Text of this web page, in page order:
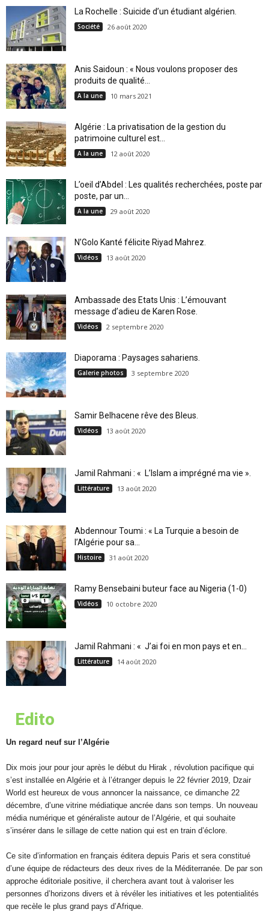
La Rochelle : Suicide d’un étudiant algérien.
Société 26 août 2020
Anis Saidoun : « Nous voulons proposer des
produits de qualité...
A la une 10 mars 2021
Algérie : La privatisation de la gestion du
patrimoine culturel est...
A la une 12 août 2020
L’oeil d’Abdel : Les qualités recherchées, poste par
poste, par un...
A la une 29 août 2020
N’Golo Kanté félicite Riyad Mahrez.
Vidéos 13 août 2020
Ambassade des Etats Unis : L’émouvant
message d’adieu de Karen Rose.
Vidéos 2 septembre 2020
Diaporama : Paysages sahariens.
Galerie photos 3 septembre 2020
Samir Belhacene rêve des Bleus.
Vidéos 13 août 2020
Jamil Rahmani : « L’Islam a imprégné ma vie ».
Littérature 13 août 2020
Abdennour Toumi : « La Turquie a besoin de
l’Algérie pour sa...
Histoire 31 août 2020
Ramy Bensebaini buteur face au Nigeria (1-0)
Vidéos 10 octobre 2020
Jamil Rahmani : « J’ai foi en mon pays et en...
Littérature 14 août 2020
Edito
Un regard neuf sur l’Algérie
Dix mois jour pour jour après le début du Hirak , révolution pacifique qui
s’est installée en Algérie et à l’étranger depuis le 22 février 2019, Dzair
World est heureux de vous annoncer la naissance, ce dimanche 22
décembre, d’une vitrine médiatique ancrée dans son temps. Un nouveau
média numérique et généraliste autour de l’Algérie, et qui souhaite
s’insérer dans le sillage de cette nation qui est en train d’éclore.
Ce site d’information en français éditera depuis Paris et sera constitué
d’une équipe de rédacteurs des deux rives de la Méditerranée. De par son
approche éditoriale positive, il cherchera avant tout à valoriser les
personnes d’horizons divers et à révéler les initiatives et les potentialités
que recèle le plus grand pays d’Afrique.